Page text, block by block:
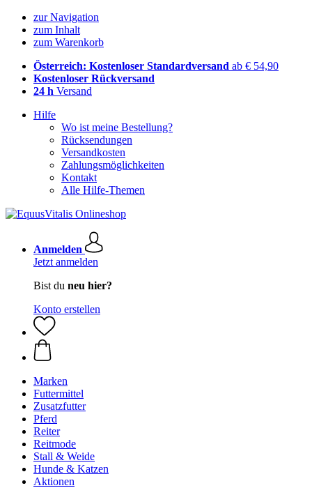
zur Navigation
zum Inhalt
zum Warenkorb
Österreich: Kostenloser Standardversand ab € 54,90
Kostenloser Rückversand
24 h Versand
Hilfe
Wo ist meine Bestellung?
Rücksendungen
Versandkosten
Zahlungsmöglichkeiten
Kontakt
Alle Hilfe-Themen
Anmelden
Jetzt anmelden
Bist du neu hier?
Konto erstellen
Marken
Futtermittel
Zusatzfutter
Pferd
Reiter
Reitmode
Stall & Weide
Hunde & Katzen
Aktionen